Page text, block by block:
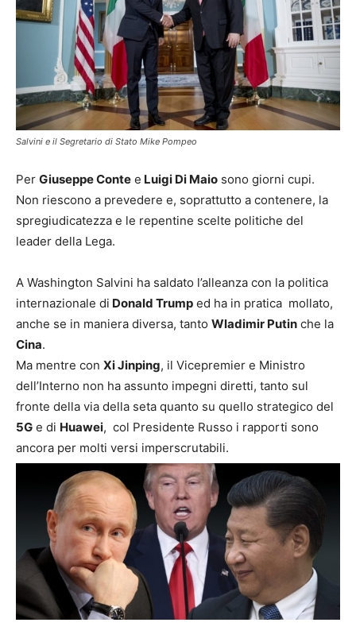
Salvini e il Segretario di Stato Mike Pompeo
Per Giuseppe Conte e Luigi Di Maio sono giorni cupi.
Non riescono a prevedere e, soprattutto a contenere, la
spregiudicatezza e le repentine scelte politiche del
leader della Lega.
A Washington Salvini ha saldato l’alleanza con la politica
internazionale di Donald Trump ed ha in pratica mollato,
anche se in maniera diversa, tanto Wladimir Putin che la
Cina.
Ma mentre con Xi Jinping, il Vicepremier e Ministro
dell’Interno non ha assunto impegni diretti, tanto sul
fronte della via della seta quanto su quello strategico del
5G e di Huawei, col Presidente Russo i rapporti sono
ancora per molti versi imperscrutabili.